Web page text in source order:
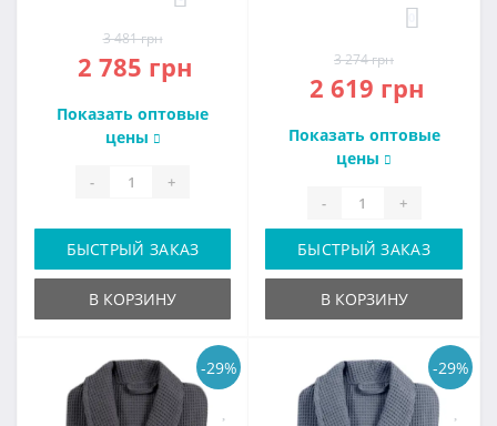
3 481 грн
2 785 грн
Показать оптовые
цены
- +
БЫСТРЫЙ ЗАКАЗ
В КОРЗИНУ
3 274 грн
2 619 грн
Показать оптовые
цены
- +
БЫСТРЫЙ ЗАКАЗ
В КОРЗИНУ
-29% -29%